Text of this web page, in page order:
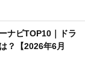
ナビTOP10｜ドラ
？【2026年6月